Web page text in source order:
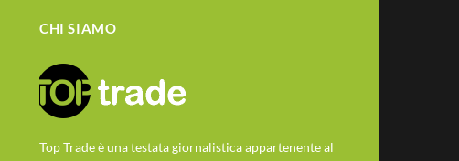
CHI SIAMO
Top Trade è una testata giornalistica appartenente al